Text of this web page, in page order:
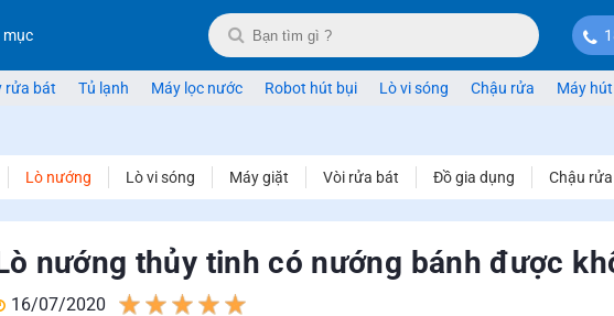
mục
rửa bát Tủ lạnh Máy lọc nước Robot hút bụi Lò vi sóng Chậu rửa Máy
Lò nướng Lò vi sóng Máy giặt Vòi rửa bát Đồ gia dụng Chậu
nướng thủy tinh có nướng bánh được
16/07/2020